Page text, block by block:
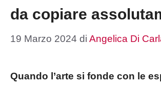
da copiare
19 Marzo 2024 di Angelica Di
Quando l’arte si fonde con le